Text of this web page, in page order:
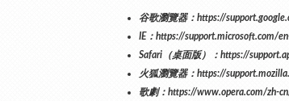
谷歌瀏覽器：https://
IE：https://support.microsoft.com/
Safari（桌面版）：https://
火狐瀏覽器：https://
歌劇：https://www.opera.com/zh-